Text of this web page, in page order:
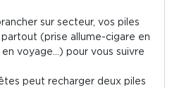
sur secteur, vos piles
(prise allume-cigare en
voyage...) pour vous suivre
peut recharger deux piles